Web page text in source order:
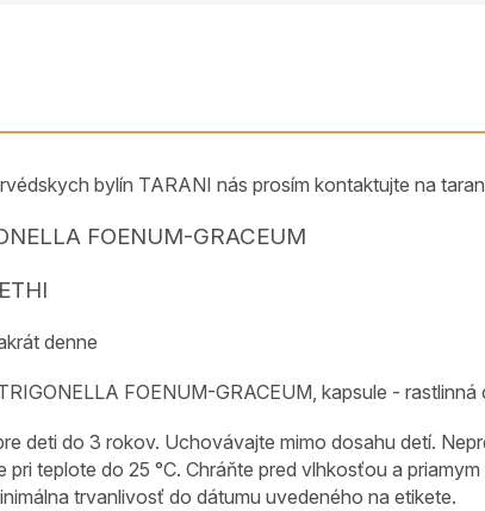
bylín TARANI nás prosím kontaktujte na
FOENUM-GRACEUM
denne
FOENUM-GRACEUM, kapsule - rastlinná
deti do 3 rokov. Uchovávajte mimo dosahu detí.
pri teplote do 25 °C. Chráňte pred vlhkosťou a
trvanlivosť do dátumu uvedeného na etikete.